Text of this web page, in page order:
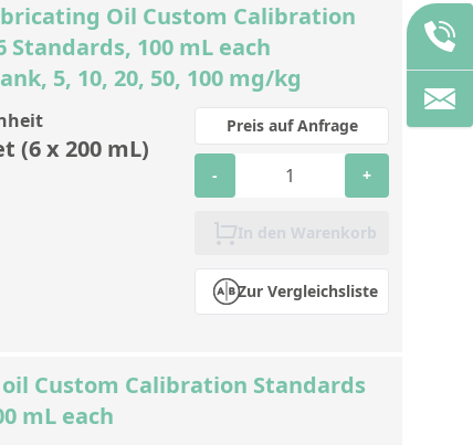
Oil Custom Calibration
Standards, 100 mL each
5, 10, 20, 50, 100 mg/kg
(6 x 200 mL)
Zur Vergleichsliste
Preis auf Anfrage
- +
In den Warenkorb
Custom Calibration Standards
mL each